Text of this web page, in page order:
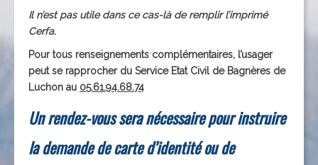
Il n’est pas utile dans ce cas-là de remplir l’imprimé
Cerfa.
Pour tous renseignements complémentaires, l’usager
peut se rapprocher du Service Etat Civil de Bagnères de
Luchon au 05.61.94.68.74
Un rendez-vous sera nécessaire pour instruire
la demande de carte d’identité ou de